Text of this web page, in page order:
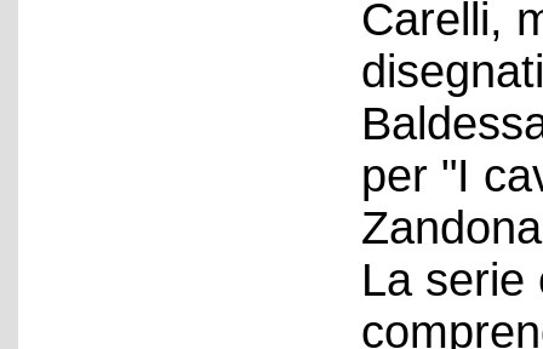
Carelli,
per "I
La serie